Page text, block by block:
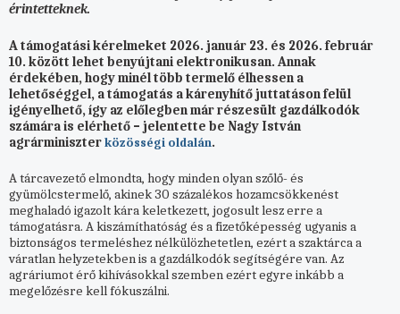
érintetteknek.
A támogatási kérelmeket 2026. január 23. és 2026. február
10. között lehet benyújtani elektronikusan. Annak
érdekében, hogy minél több termelő élhessen a
lehetőséggel, a támogatás a kárenyhítő juttatáson felül
igényelhető, így az előlegben már részesült gazdálkodók
számára is elérhető – jelentette be Nagy István
agrárminiszterközösségi oldalán.
A tárcavezető elmondta, hogy minden olyan szőlő- és
gyümölcstermelő, akinek 30 százalékos hozamcsökkenést
meghaladó igazolt kára keletkezett, jogosult lesz erre a
támogatásra. A kiszámíthatóság és a fizetőképesség ugyanis a
biztonságos termeléshez nélkülözhetetlen, ezért a szaktárca a
váratlan helyzetekben is a gazdálkodók segítségére van. Az
agráriumot érő kihívásokkal szemben ezért egyre inkább a
megelőzésre kell fókuszálni.